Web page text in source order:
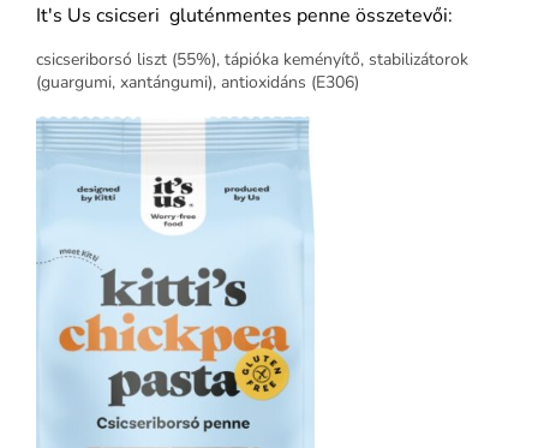
It's Us csicseri gluténmentes penne összetevői:
csicseriborsó liszt (55%), tápióka keményítő, stabilizátorok
(guargumi, xantángumi), antioxidáns (E306)